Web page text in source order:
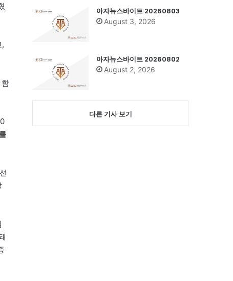
함
아자뉴스바이트 20260803
August 3, 2026
아자뉴스바이트 20260802
August 2, 2026
다른 기사 보기